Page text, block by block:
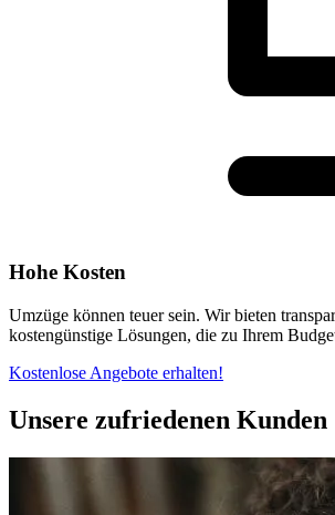
Hohe Kosten
Umzüge können teuer sein. Wir bieten
kostengünstige Lösungen, die zu Ihrem
Kostenlose Angebote erhalten!
Unsere zufriedenen Kunden